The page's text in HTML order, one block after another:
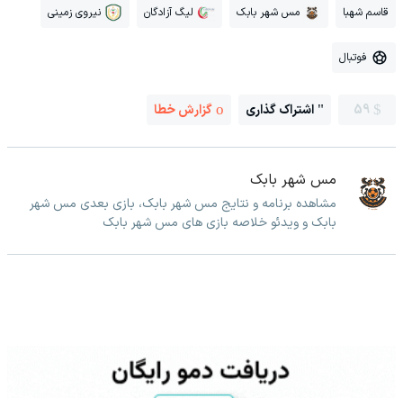
قاسم شهبا مس شهر بابک لیگ آزادگان نیروی زمینی
فوتبال
59 اشتراک گذاری گزارش خطا
مس شهر بابک
مشاهده برنامه و نتایج مس شهر بابک، بازی بعدی مس شهر
بابک و ویدئو خلاصه بازی های مس شهر بابک